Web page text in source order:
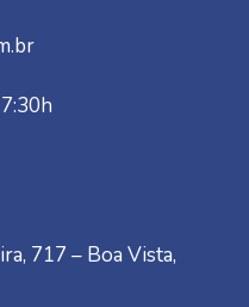
717 – Boa Vista,